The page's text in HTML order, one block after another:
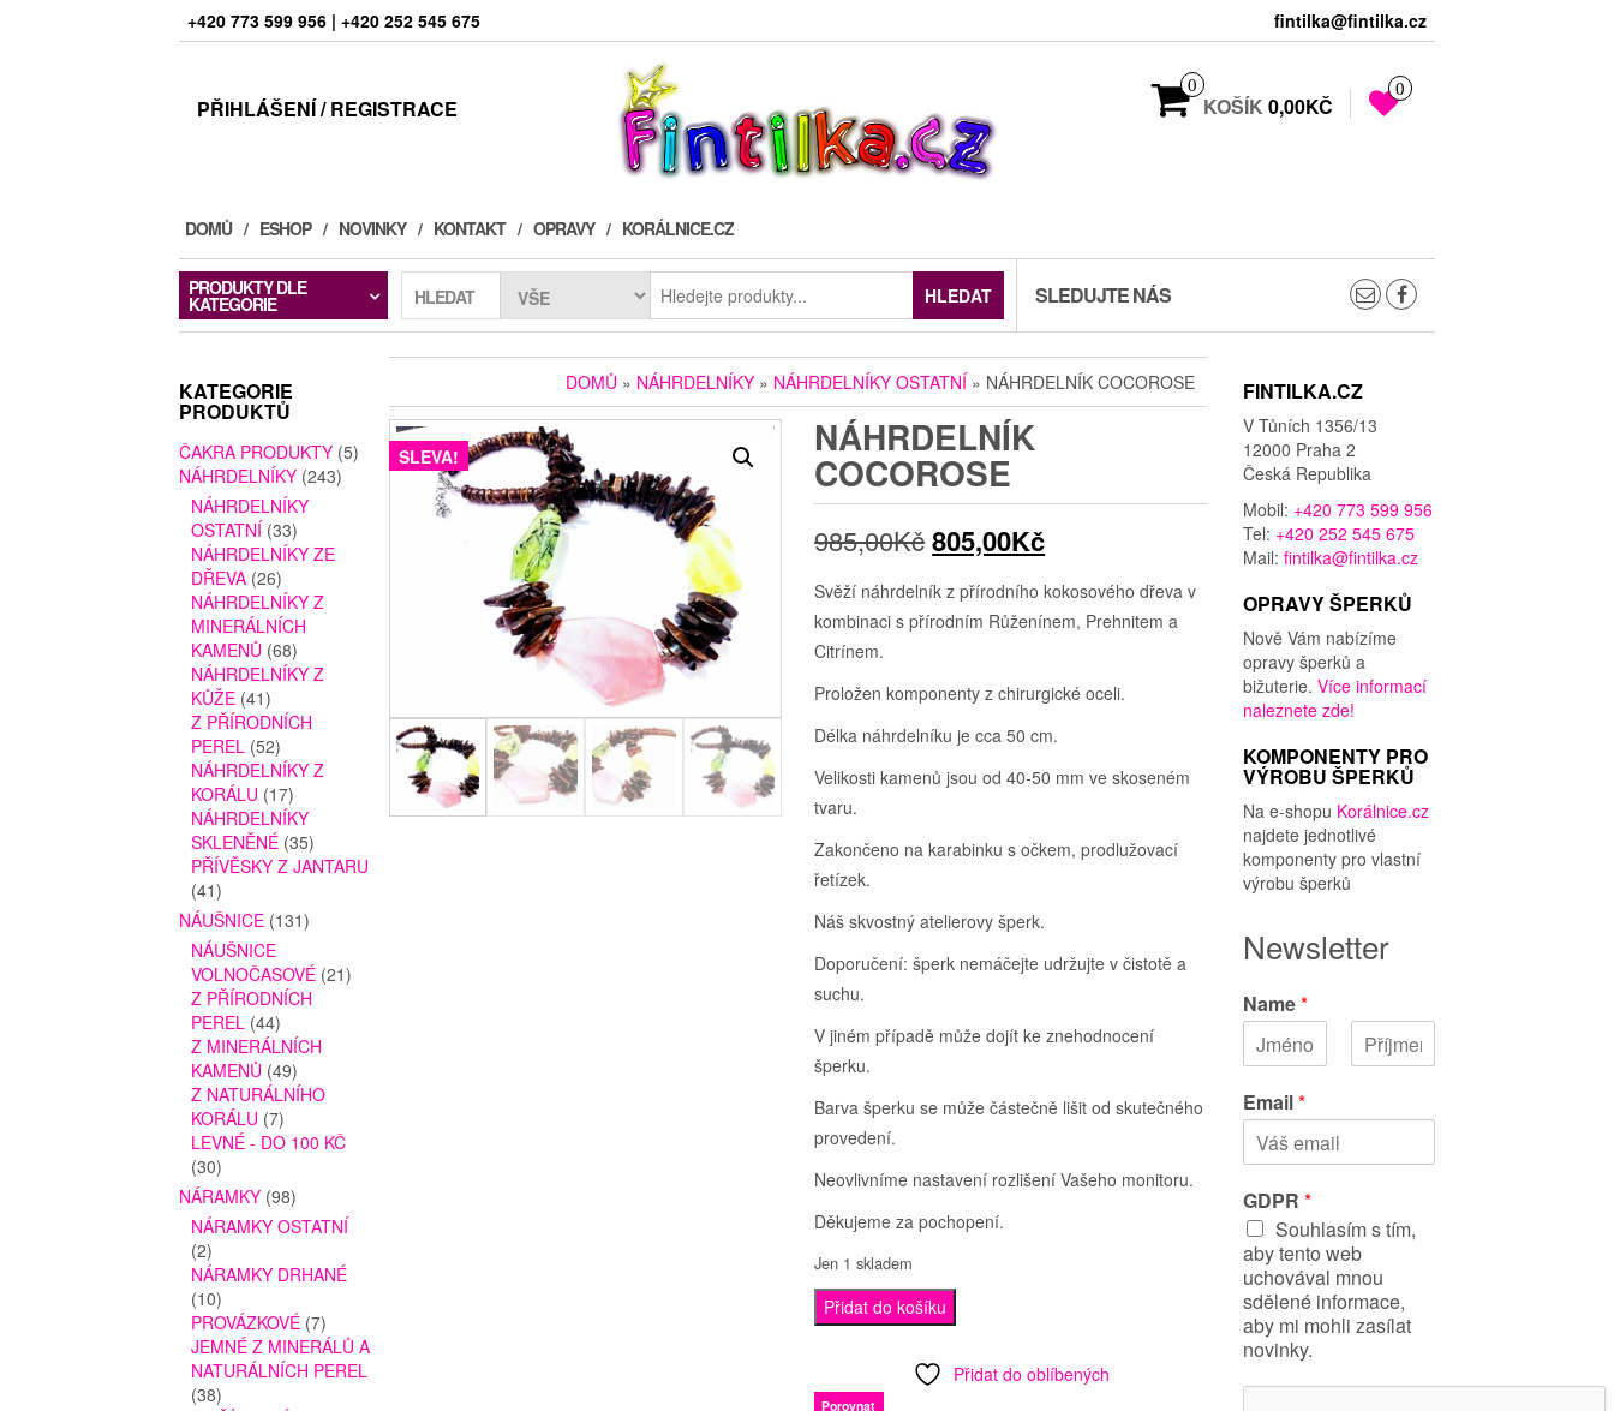
+420 773 599 956 | +420 252 545 675 fintilka@fintilka.cz
PŘIHLÁŠENÍ / REGISTRACE
0
KOŠÍK 0,00KČ
0
DOMŮ ESHOP NOVINKY KONTAKT OPRAVY KORÁLNICE.CZ
PRODUKTY DLE
KATEGORIE HLEDAT HLEDAT SLEDUJTE NÁS
KATEGORIE
PRODUKTŮ
ČAKRA PRODUKTY (5)
NÁHRDELNÍKY (243)
NÁHRDELNÍKY
OSTATNÍ (33)
NÁHRDELNÍKY ZE
DŘEVA (26)
NÁHRDELNÍKY Z
MINERÁLNÍCH
KAMENŮ (68)
NÁHRDELNÍKY Z
KŮŽE (41)
Z PŘÍRODNÍCH
PEREL (52)
NÁHRDELNÍKY Z
KORÁLU (17)
NÁHRDELNÍKY
SKLENĚNÉ (35)
PŘÍVĚSKY Z JANTARU
(41)
NÁUŠNICE (131)
NÁUŠNICE
VOLNOČASOVÉ (21)
Z PŘÍRODNÍCH
PEREL (44)
Z MINERÁLNÍCH
KAMENŮ (49)
Z NATURÁLNÍHO
KORÁLU (7)
LEVNÉ - DO 100 KČ
(30)
NÁRAMKY (98)
NÁRAMKY OSTATNÍ
(2)
NÁRAMKY DRHANÉ
(10)
PROVÁZKOVÉ (7)
JEMNÉ Z MINERÁLŮ A
NATURÁLNÍCH PEREL
(38)
DOMŮ » NÁHRDELNÍKY » NÁHRDELNÍKY OSTATNÍ » NÁHRDELNÍK COCOROSE
SLEVA! NÁHRDELNÍK
COCOROSE
985,00KčPůvodní
cena
byla:
985,00Kč.
805,00KčAktuální
cena
je:
805,00Kč.
Svěží náhrdelník z přírodního kokosového dřeva v
kombinaci s přírodním Růženínem, Prehnitem a
Citrínem.
Proložen komponenty z chirurgické oceli.
Délka náhrdelníku je cca 50 cm.
Velikosti kamenů jsou od 40-50 mm ve skoseném
tvaru.
Zakončeno na karabinku s očkem, prodlužovací
řetízek.
Náš skvostný atelierovy šperk.
Doporučení: šperk nemáčejte udržujte v čistotě a
suchu.
V jiném případě může dojít ke znehodnocení
šperku.
Barva šperku se může částečně lišit od skutečného
provedení.
Neovlivníme nastavení rozlišení Vašeho monitoru.
Děkujeme za pochopení.
Jen 1 skladem
Náhrdelník
Cocorose
Přidat do košíku
Přidat do oblíbených
Porovnat
FINTILKA.CZ
V Tůních 1356/13
12000 Praha 2
Česká Republika
Mobil: +420 773 599 956
Tel: +420 252 545 675
Mail:fintilka@fintilka.cz
OPRAVY ŠPERKŮ
Nově Vám nabízíme
opravy šperků a
bižuterie.Více informací
naleznete zde!
KOMPONENTY PRO
VÝROBU ŠPERKŮ
Na e-shopu Korálnice.cz
najdete jednotlivé
komponenty pro vlastní
výrobu šperků
Newsletter
Name*
ř
e
n
í
j
m
é
n
o
e
Email*
GDPR*
Souhlasím s tím,
aby tento web
uchovával mnou
sdělené informace,
aby mi mohli zasílat
novinky.